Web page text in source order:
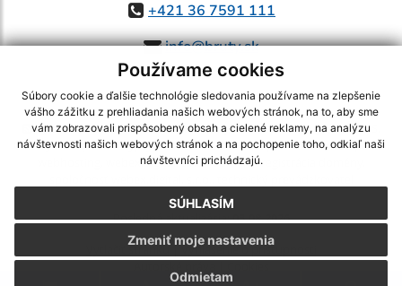
Používame cookies
Súbory cookie a ďalšie technológie sledovania používame na zlepšenie
vášho zážitku z prehliadania našich webových stránok, na to, aby sme
vám zobrazovali prispôsobený obsah a cielené reklamy, na analýzu
návštevnosti našich webových stránok a na pochopenie toho, odkiaľ naši
návštevníci prichádzajú.
SÚHLASÍM
Odmietam
Zmeniť moje nastavenia
+421 36 7591 111
info@bruty.sk
využite možnosť získavania aktuálnych informácií s využitím RSS
CMS systém (redakčný) systém ECHELON 2,Mapa stránok,web portál
webex.digital, s.r.o.,domény,registrácia domény
Posledná aktualizácia:03.08.2026
Vytlačiť stránku|Vyhlásenie o prístupnosti